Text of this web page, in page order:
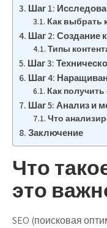
Шаг 1:
Как выбрать
Шаг 2: Создание
Типы
Шаг 3:
Шаг 4:
Как
Шаг 5: Анализ и
Что
Заключение
Что
это
SEO (поисковая